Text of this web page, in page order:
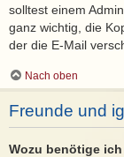
solltest einem
ganz wichtig, die
der die E-Mail
Nach oben
Freunde und
Wozu benötige